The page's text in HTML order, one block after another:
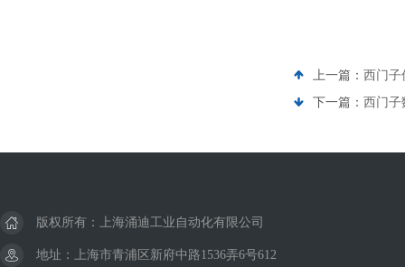
上一篇： 西门子
下一篇： 西门子
版权所有：上海涌迪工业自动化有限公司
地址：上海市青浦区新府中路1536弄6号612